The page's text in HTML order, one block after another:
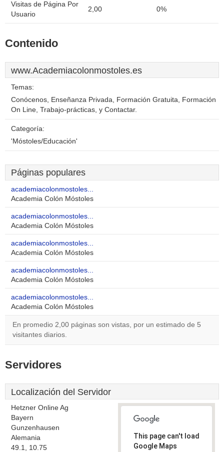
Visitas de Página Por
Usuario
2,00 0%
Contenido
www.Academiacolonmostoles.es
Temas:
Conócenos, Enseñanza Privada, Formación Gratuita, Formación
On Line, Trabajo-prácticas, y Contactar.
Categoría:
'Móstoles/Educación'
Páginas populares
academiacolonmostoles...
Academia Colón Móstoles
academiacolonmostoles...
Academia Colón Móstoles
academiacolonmostoles...
Academia Colón Móstoles
academiacolonmostoles...
Academia Colón Móstoles
academiacolonmostoles...
Academia Colón Móstoles
En promedio 2,00 páginas son vistas, por un estimado de 5
visitantes diarios.
Servidores
Localización del Servidor
Hetzner Online Ag
Bayern
Gunzenhausen
Alemania
49.1, 10.75
This page can't load
Google Maps